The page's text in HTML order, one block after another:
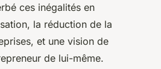
ces inégalités en
la réduction de la
et une vision de
de lui-même.